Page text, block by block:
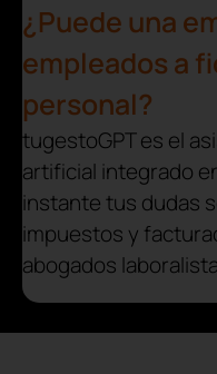
¿Puede una
empleados a
personal?
tugestoGPT es el
artificial integrado
instante tus dudas
impuestos y
abogados